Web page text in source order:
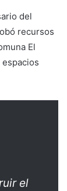
del
recursos
El
el